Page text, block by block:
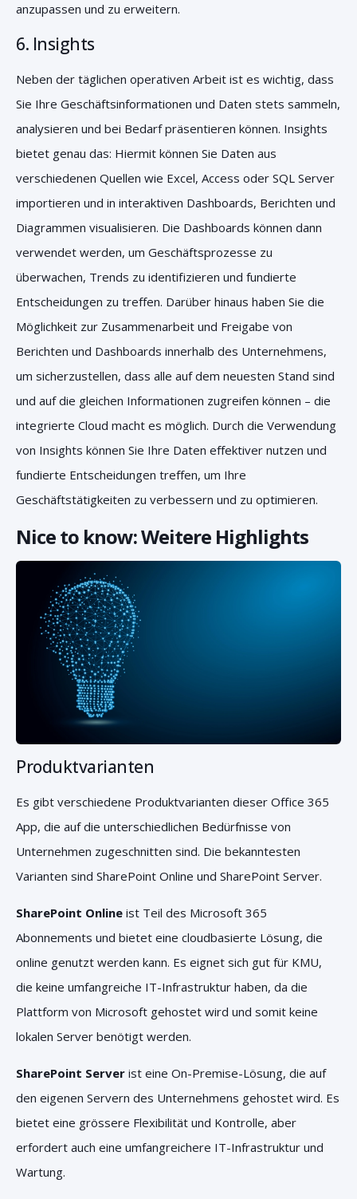
anzupassen und zu erweitern.
6. Insights
Neben der täglichen operativen Arbeit ist es wichtig, dass
Sie Ihre Geschäftsinformationen und Daten stets sammeln,
analysieren und bei Bedarf präsentieren können. Insights
bietet genau das: Hiermit können Sie Daten aus
verschiedenen Quellen wie Excel, Access oder SQL Server
importieren und in interaktiven Dashboards, Berichten und
Diagrammen visualisieren. Die Dashboards können dann
verwendet werden, um Geschäftsprozesse zu
überwachen, Trends zu identifizieren und fundierte
Entscheidungen zu treffen. Darüber hinaus haben Sie die
Möglichkeit zur Zusammenarbeit und Freigabe von
Berichten und Dashboards innerhalb des Unternehmens,
um sicherzustellen, dass alle auf dem neuesten Stand sind
und auf die gleichen Informationen zugreifen können – die
integrierte Cloud macht es möglich. Durch die Verwendung
von Insights können Sie Ihre Daten effektiver nutzen und
fundierte Entscheidungen treffen, um Ihre
Geschäftstätigkeiten zu verbessern und zu optimieren.
Nice to know: Weitere Highlights
Produktvarianten
Es gibt verschiedene Produktvarianten dieser Office 365
App, die auf die unterschiedlichen Bedürfnisse von
Unternehmen zugeschnitten sind. Die bekanntesten
Varianten sind SharePoint Online und SharePoint Server.
SharePoint Online ist Teil des Microsoft 365
Abonnements und bietet eine cloudbasierte Lösung, die
online genutzt werden kann. Es eignet sich gut für KMU,
die keine umfangreiche IT-Infrastruktur haben, da die
Plattform von Microsoft gehostet wird und somit keine
lokalen Server benötigt werden.
SharePoint Server ist eine On-Premise-Lösung, die auf
den eigenen Servern des Unternehmens gehostet wird. Es
bietet eine grössere Flexibilität und Kontrolle, aber
erfordert auch eine umfangreichere IT-Infrastruktur und
Wartung.